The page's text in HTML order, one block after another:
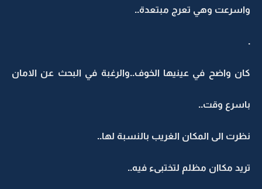
واسرعت وهي تعرج مبتعدة..
.
كان واضح في عينيها الخوف..والرغبة في البحث عن الامان
باسرع وقت..
نظرت الى المكان الغريب بالنسبة لها..
تريد مكاان مظلم لتختبىء فيه..